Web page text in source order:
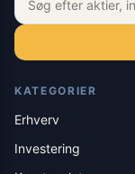
KATEGORIER
Erhverv
Investering